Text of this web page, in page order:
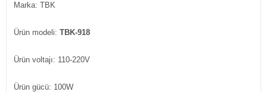
Marka: TBK
Ürün modeli: TBK-918
Ürün voltajı: 110-220V
Ürün gücü: 100W